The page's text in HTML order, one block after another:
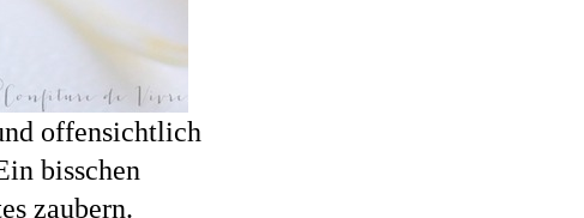
offensichtlich
bisschen
zaubern.